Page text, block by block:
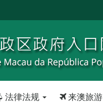
法律法规 来澳旅游